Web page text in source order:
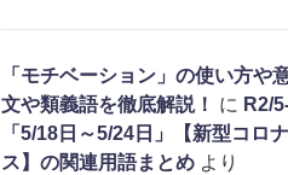
「モチベーション」の使い方や
文や類義語を徹底解説！
に R2/
「5/18日～5/24日」【新型コロ
ス】の関連用語まとめより